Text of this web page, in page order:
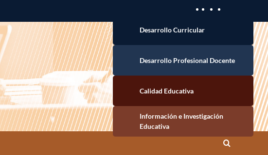
Información e Investigación Educativa